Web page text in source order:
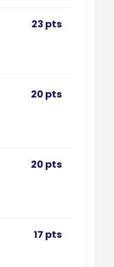
23 pts
20 pts
20 pts
17 pts